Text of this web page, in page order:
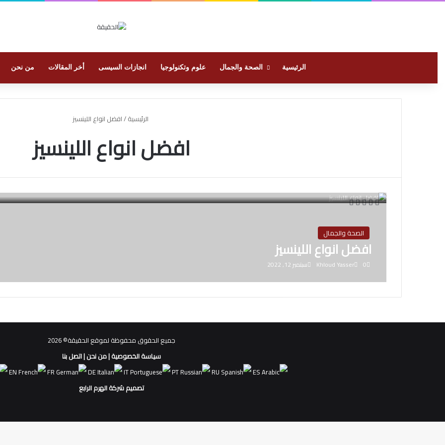
الرئيسية الصحة والجمال علوم وتكنولوجيا انجازات السيسى أخر المقالات من نحن
الرئيسية/افضل انواع اللينسيز
افضل انواع اللينسيز
الصحة والجمال
افضل انواع اللينسيز
Khloud Yasser سبتمبر 12, 2022 0
جميع الحقوق محفوظة لموقع الحقيقة© 2026
سياسة الخصوصية|من نحن|اتصل بنا
EN FR DE IT PT RU
ES
تصميم شركة الهرم الرابع